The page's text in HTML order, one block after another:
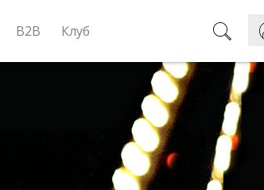
B2B Клуб